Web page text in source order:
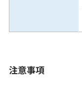
注意事項